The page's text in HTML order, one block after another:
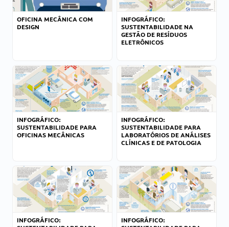
OFICINA MECÂNICA COM
DESIGN
INFOGRÁFICO:
SUSTENTABILIDADE NA
GESTÃO DE RESÍDUOS
ELETRÔNICOS
INFOGRÁFICO:
SUSTENTABILIDADE PARA
OFICINAS MECÂNICAS
INFOGRÁFICO:
SUSTENTABILIDADE PARA
LABORATÓRIOS DE ANÁLISES
CLÍNICAS E DE PATOLOGIA
INFOGRÁFICO:
INFOGRÁFICO: